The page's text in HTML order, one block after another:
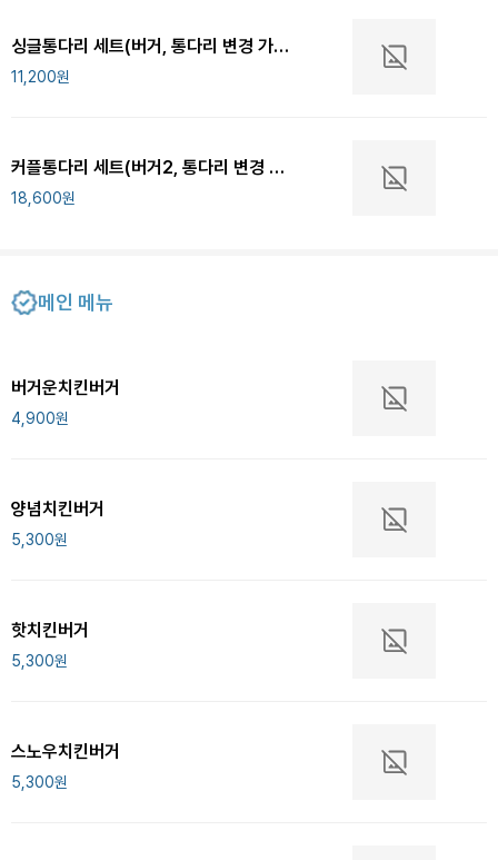
싱글통다리 세트(버거, 통다리 변경 가능)
11,200원
커플통다리 세트(버거2, 통다리 변경 가능)
18,600원
메인 메뉴
버거운치킨버거
4,900원
양념치킨버거
5,300원
핫치킨버거
5,300원
스노우치킨버거
5,300원